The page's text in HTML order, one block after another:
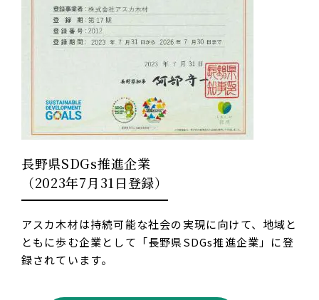
長野県SDGs推進企業
（2023年7月31日登録）
アスカ木材は持続可能な社会の実現に向けて、地域と
ともに歩む企業として「長野県SDGs推進企業」に登
録されています。